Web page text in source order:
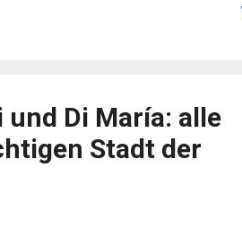
Di María: alle
Stadt der